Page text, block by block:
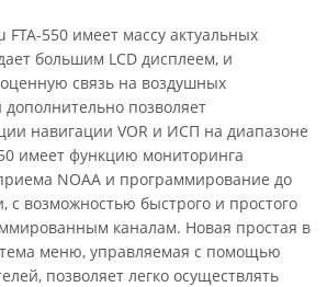
FTA-550 имеет массу актуальных
большим LCD дисплеем, и
связь на воздушных
позволяет
навигации VOR и ИСП на диапазоне
имеет функцию мониторинга
NOAA и программирование до
с возможностью быстрого и простого
каналам. Новая простая в
меню, управляемая с помощью
позволяет легко осуществлять